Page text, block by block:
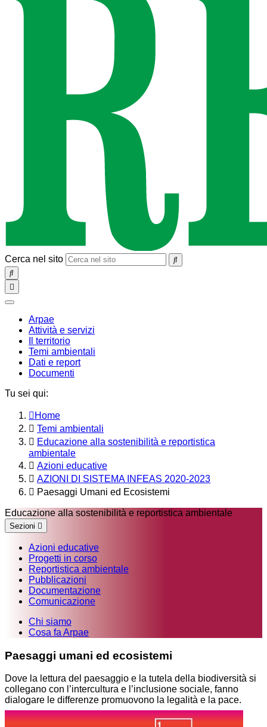
Cerca nel sito
SEARCH
Toggle
navigation
chiudi
Arpae
Attività e servizi
Il territorio
Temi ambientali
Dati e report
Documenti
Tu sei qui:
Home
Temi ambientali
Educazione alla sostenibilità e reportistica
ambientale
Azioni educative
AZIONI DI SISTEMA INFEAS 2020-2023
Paesaggi Umani ed Ecosistemi
Educazione alla sostenibilità e reportistica ambientale
Sezioni
Azioni educative
Progetti in corso
Reportistica ambientale
Pubblicazioni
Documentazione
Comunicazione
Chi siamo
Cosa fa Arpae
Paesaggi umani ed ecosistemi
Dove la lettura del paesaggio e la tutela della biodiversità si
collegano con l’intercultura e l’inclusione sociale, fanno
dialogare le differenze promuovono la legalità e la pace.